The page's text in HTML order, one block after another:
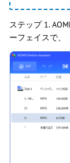
ステップ 1.
ーフェイスで、